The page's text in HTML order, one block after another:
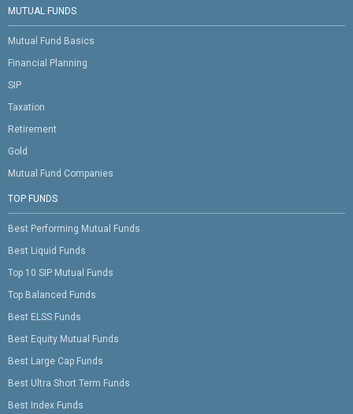
MUTUAL FUNDS
Mutual Fund Basics
Financial Planning
SIP
Taxation
Retirement
Gold
Mutual Fund Companies
TOP FUNDS
Best Performing Mutual Funds
Best Liquid Funds
Top 10 SIP Mutual Funds
Top Balanced Funds
Best ELSS Funds
Best Equity Mutual Funds
Best Large Cap Funds
Best Ultra Short Term Funds
Best Index Funds